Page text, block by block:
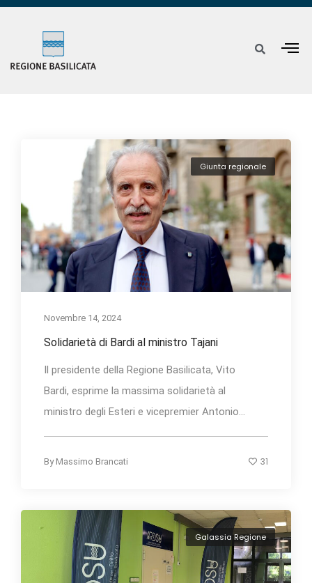
Giunta regionale
Novembre 14, 2024
Solidarietà di Bardi al ministro Tajani
Il presidente della Regione Basilicata, Vito
Bardi, esprime la massima solidarietà al
ministro degli Esteri e vicepremier Antonio...
By Massimo Brancati 31
Galassia Regione